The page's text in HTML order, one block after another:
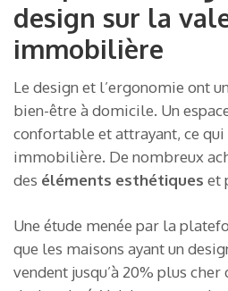
design sur la
immobilière
Le design et l’ergonomie ont
bien-être à domicile. Un
confortable et attrayant, ce
immobilière. De nombreux
des éléments esthétiques et
Une étude menée par la
que les maisons ayant un
vendent jusqu’à 20% plus cher